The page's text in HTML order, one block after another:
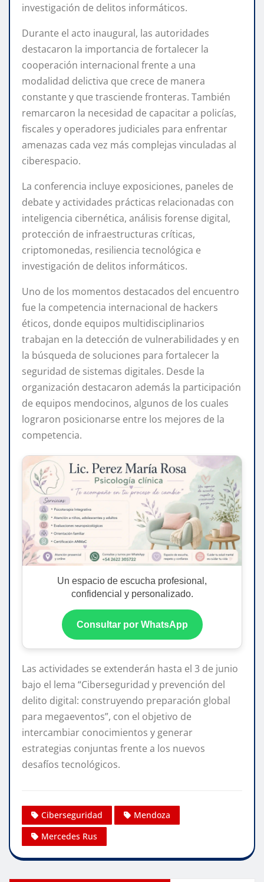
investigación de delitos informáticos.
Durante el acto inaugural, las autoridades
destacaron la importancia de fortalecer la
cooperación internacional frente a una
modalidad delictiva que crece de manera
constante y que trasciende fronteras. También
remarcaron la necesidad de capacitar a policías,
fiscales y operadores judiciales para enfrentar
amenazas cada vez más complejas vinculadas al
ciberespacio.
La conferencia incluye exposiciones, paneles de
debate y actividades prácticas relacionadas con
inteligencia cibernética, análisis forense digital,
protección de infraestructuras críticas,
criptomonedas, resiliencia tecnológica e
investigación de delitos informáticos.
Uno de los momentos destacados del encuentro
fue la competencia internacional de hackers
éticos, donde equipos multidisciplinarios
trabajan en la detección de vulnerabilidades y en
la búsqueda de soluciones para fortalecer la
seguridad de sistemas digitales. Desde la
organización destacaron además la participación
de equipos mendocinos, algunos de los cuales
lograron posicionarse entre los mejores de la
competencia.
Un espacio de escucha profesional,
confidencial y personalizado.
Consultar por WhatsApp
Las actividades se extenderán hasta el 3 de junio
bajo el lema “Ciberseguridad y prevención del
delito digital: construyendo preparación global
para megaeventos”, con el objetivo de
intercambiar conocimientos y generar
estrategias conjuntas frente a los nuevos
desafíos tecnológicos.
Ciberseguridad
Mendoza
Mercedes Rus